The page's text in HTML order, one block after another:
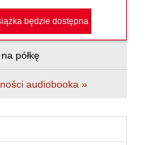
będzie dostępna
półkę
audiobooka »